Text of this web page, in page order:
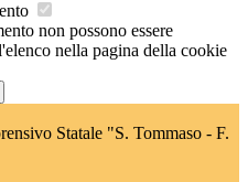
non possono essere
nella pagina della cookie
Statale "S. Tommaso - F.